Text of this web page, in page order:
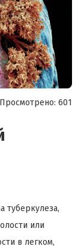
Просмотрено: 601
туберкулеза,
или
в легком,